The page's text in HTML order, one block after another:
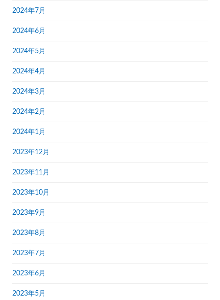
2024年7月
2024年6月
2024年5月
2024年4月
2024年3月
2024年2月
2024年1月
2023年12月
2023年11月
2023年10月
2023年9月
2023年8月
2023年7月
2023年6月
2023年5月